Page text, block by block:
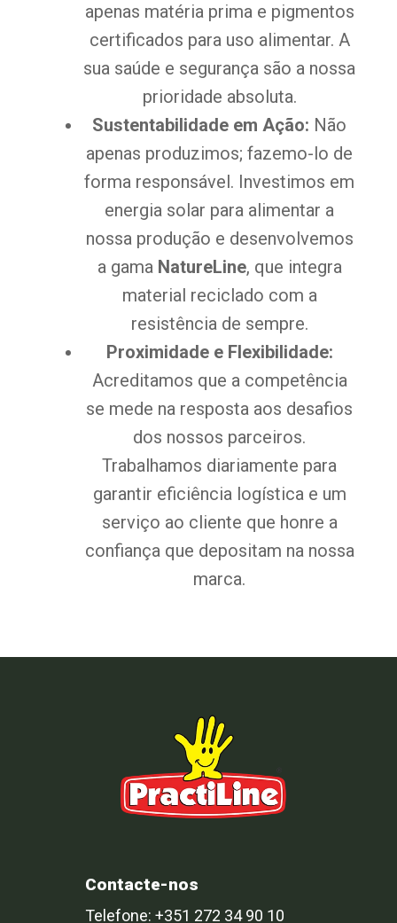
apenas matéria prima e pigmentos
certificados para uso alimentar. A
sua saúde e segurança são a nossa
prioridade absoluta.
Sustentabilidade em Ação: Não
apenas produzimos; fazemo-lo de
forma responsável. Investimos em
energia solar para alimentar a
nossa produção e desenvolvemos
a gama NatureLine, que integra
material reciclado com a
resistência de sempre.
Proximidade e Flexibilidade:
Acreditamos que a competência
se mede na resposta aos desafios
dos nossos parceiros.
Trabalhamos diariamente para
garantir eficiência logística e um
serviço ao cliente que honre a
confiança que depositam na nossa
marca.
Contacte-nos
Telefone: +351 272 34 90 10